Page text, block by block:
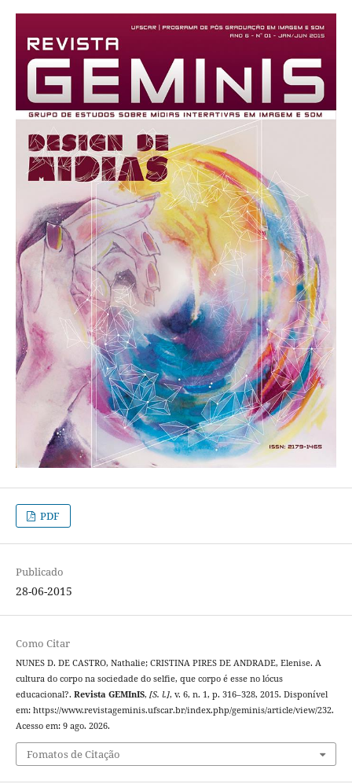
PDF
Publicado
28-06-2015
Como Citar
NUNES D. DE CASTRO, Nathalie; CRISTINA PIRES DE ANDRADE, Elenise. A
cultura do corpo na sociedade do selfie, que corpo é esse no lócus
educacional?. Revista GEMInIS, [S. l.], v. 6, n. 1, p. 316–328, 2015. Disponível
em: https://www.revistageminis.ufscar.br/index.php/geminis/article/view/232.
Acesso em: 9 ago. 2026.
Fomatos de Citação